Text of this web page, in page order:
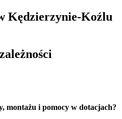
Kędzierzynie-Koźlu
montażu i pomocy w dotacjach?